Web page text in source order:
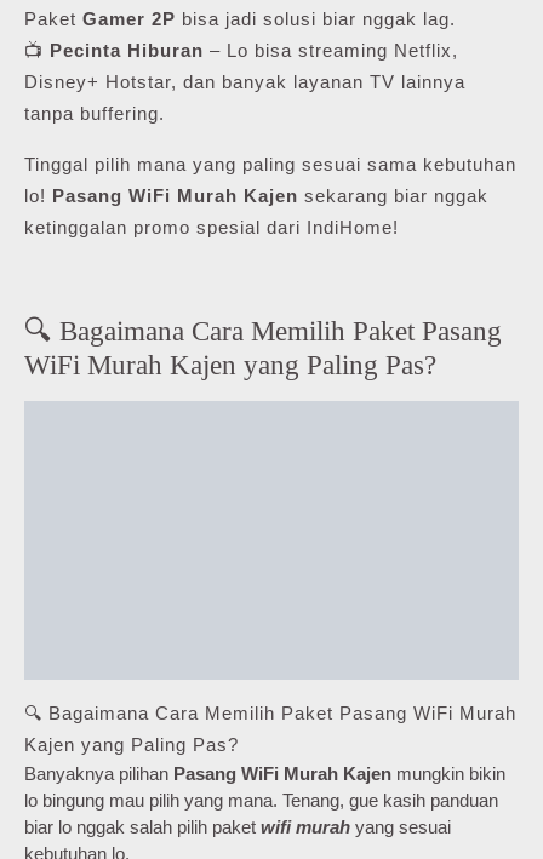
Paket Gamer 2P bisa jadi solusi biar nggak lag.
📺 Pecinta Hiburan – Lo bisa streaming Netflix,
Disney+ Hotstar, dan banyak layanan TV lainnya
tanpa buffering.
Tinggal pilih mana yang paling sesuai sama kebutuhan
lo! Pasang WiFi Murah Kajen sekarang biar nggak
ketinggalan promo spesial dari IndiHome!
🔍 Bagaimana Cara Memilih Paket Pasang
WiFi Murah Kajen yang Paling Pas?
🔍 Bagaimana Cara Memilih Paket Pasang WiFi Murah
Kajen yang Paling Pas?
Banyaknya pilihan Pasang WiFi Murah Kajen mungkin bikin
lo bingung mau pilih yang mana. Tenang, gue kasih panduan
biar lo nggak salah pilih paket wifi murah yang sesuai
kebutuhan lo.